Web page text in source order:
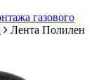
газового
Лента Полилен